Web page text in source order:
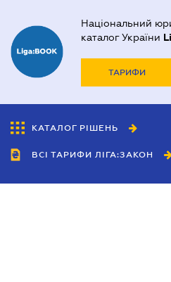
Національний
каталог України
ТАРИФИ
КАТАЛОГ РІШЕНЬ
ВСІ ТАРИФИ ЛІГА:ЗАКОН